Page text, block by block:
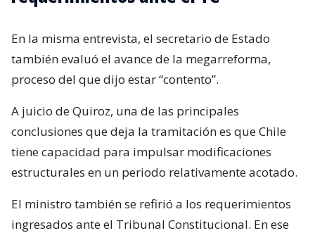
En la misma entrevista, el secretario de Estado
también evaluó el avance de la megarreforma,
proceso del que dijo estar “contento”.
A juicio de Quiroz, una de las principales
conclusiones que deja la tramitación es que Chile
tiene capacidad para impulsar modificaciones
estructurales en un periodo relativamente acotado.
El ministro también se refirió a los requerimientos
ingresados ante el Tribunal Constitucional. En ese